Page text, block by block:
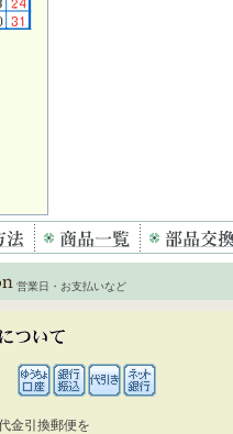
営業日・お支払いなど
金引換郵便を